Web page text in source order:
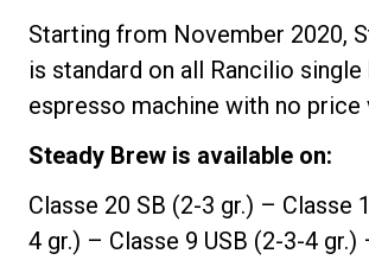
Starting from November 2020,
is standard on all Rancilio
espresso machine with no price
Steady Brew is available on:
Classe 20 SB (2-3 gr.) – Classe
4 gr.) – Classe 9 USB (2-3-4 gr.)